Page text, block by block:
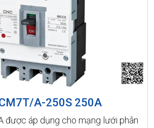
A-250S 250A
được áp dụng cho mạng lưới phân